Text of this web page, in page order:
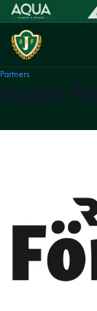
Partners